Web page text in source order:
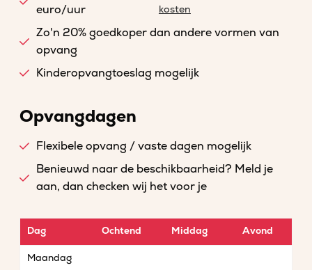
euro/uur
kosten
Zo'n 20% goedkoper dan andere vormen van
opvang
Kinderopvangtoeslag mogelijk
Opvangdagen
Flexibele opvang / vaste dagen mogelijk
Benieuwd naar de beschikbaarheid? Meld je
aan, dan checken wij het voor je
Dag Ochtend Middag Avond
Maandag